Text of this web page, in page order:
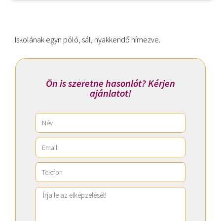
Iskolának egyn póló, sál, nyakkendő hímezve.
Ön is szeretne hasonlót? Kérjen
ajánlatot!